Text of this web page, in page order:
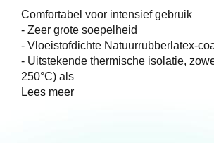
Comfortabel voor intensief gebruik
- Zeer grote soepelheid
- Vloeistofdichte Natuurrubberlatex-
- Uitstekende thermische isolatie,
250°C) als
koude (tot -20°C)
Lees meer